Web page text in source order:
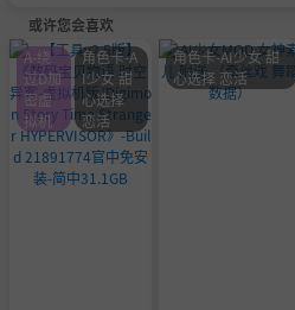
或许您会喜欢
A-绕
过D加
密虚
拟机
角色卡-A
I少女 甜
心选择
恋活
角色卡-AI少女 甜
心选择 恋活